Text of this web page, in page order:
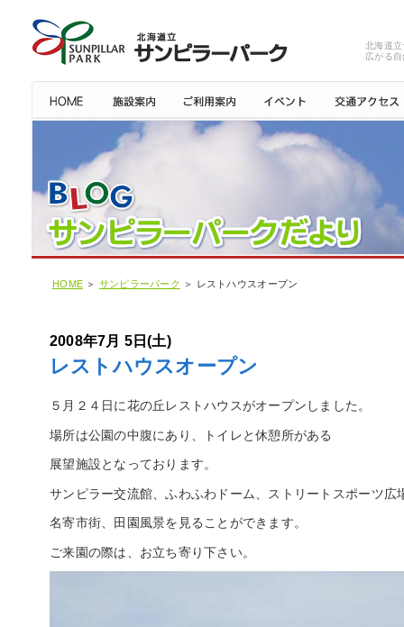
北海道
広がる
HOME ＞ サンピラーパーク ＞ レストハウスオープン
2008年7月 5日(土)
レストハウスオープン
５月２４日に花の丘レストハウスがオープンしました。
場所は公園の中腹にあり、トイレと休憩所がある
展望施設となっております。
サンピラー交流館、ふわふわドーム、ストリートスポーツ広
名寄市街、田園風景を見ることができます。
ご来園の際は、お立ち寄り下さい。